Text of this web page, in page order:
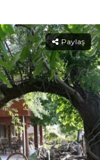
Paylaş